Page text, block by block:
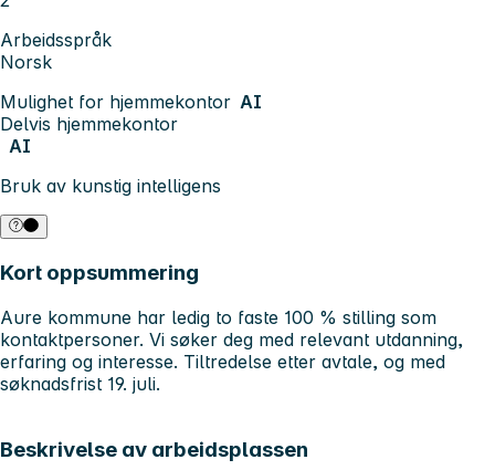
Arbeidsspråk
Norsk
Mulighet for hjemmekontor AI
Delvis hjemmekontor
AI
Bruk av kunstig intelligens
Kort oppsummering
Aure kommune har ledig to faste 100 % stilling som
kontaktpersoner. Vi søker deg med relevant utdanning,
erfaring og interesse. Tiltredelse etter avtale, og med
søknadsfrist 19. juli.
Beskrivelse av arbeidsplassen